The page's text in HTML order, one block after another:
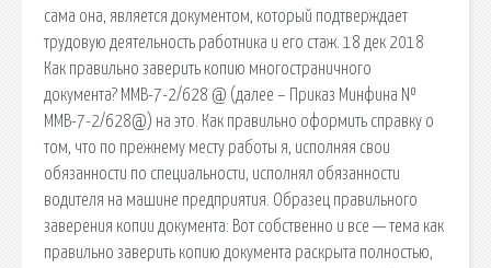
сама она, является документом, который подтверждает
трудовую деятельность работника и его стаж. 18 дек 2018
Как правильно заверить копию многостраничного
документа? ММВ-7-2/628 @ (далее – Приказ Минфина №
ММВ-7-2/628@) на это. Как правильно оформить справку о
том, что по прежнему месту работы я, исполняя свои
обязанности по специальности, исполнял обязанности
водителя на машине предприятия. Образец правильного
заверения копии документа: Вот собственно и все — тема как
правильно заверить копию документа раскрыта полностью,